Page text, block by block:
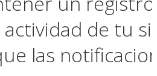
de tu
las